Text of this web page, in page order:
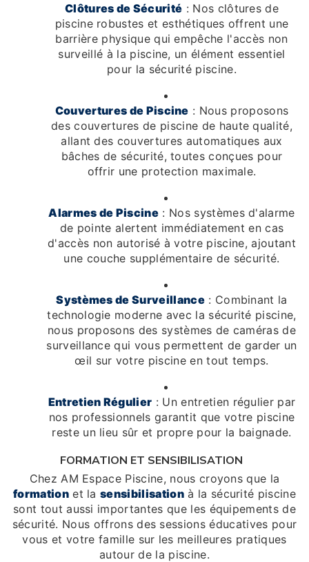
Clôtures de Sécurité : Nos clôtures de
piscine robustes et esthétiques offrent une
barrière physique qui empêche l'accès non
surveillé à la piscine, un élément essentiel
pour la sécurité piscine.
Couvertures de Piscine : Nous proposons
des couvertures de piscine de haute qualité,
allant des couvertures automatiques aux
bâches de sécurité, toutes conçues pour
offrir une protection maximale.
Alarmes de Piscine : Nos systèmes d'alarme
de pointe alertent immédiatement en cas
d'accès non autorisé à votre piscine, ajoutant
une couche supplémentaire de sécurité.
Systèmes de Surveillance: Combinant la
technologie moderne avec la sécurité piscine,
nous proposons des systèmes de caméras de
surveillance qui vous permettent de garder un
œil sur votre piscine en tout temps.
Entretien Régulier : Un entretien régulier par
nos professionnels garantit que votre piscine
reste un lieu sûr et propre pour la baignade.
FORMATION ET SENSIBILISATION
Chez AM Espace Piscine, nous croyons que la
formationet lasensibilisationà la sécurité piscine
sont tout aussi importantes que les équipements de
sécurité. Nous offrons des sessions éducatives pour
vous et votre famille sur les meilleures pratiques
autour de la piscine.